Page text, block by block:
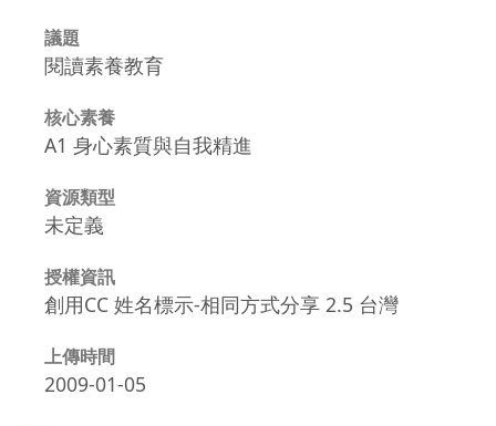
議題
閱讀素養教育
核心素養
A1 身心素質與自我精進
資源類型
未定義
授權資訊
創用CC 姓名標示-相同方式分享 2.5 台灣
上傳時間
2009-01-05